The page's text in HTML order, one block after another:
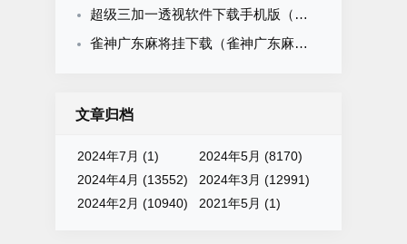
超级三加一透视软件下载手机版（超级3 1透视）
雀神广东麻将挂下载（雀神广东麻将有挂吗知道）
文章归档
2024年7月 (1)
2024年5月 (8170)
2024年4月 (13552)
2024年3月 (12991)
2024年2月 (10940)
2021年5月 (1)